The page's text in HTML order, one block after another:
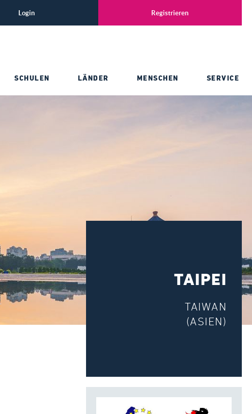
Login Registrieren
SCHULEN LÄNDER MENSCHEN SERVICE
TAIPEI
TAIWAN
(ASIEN)